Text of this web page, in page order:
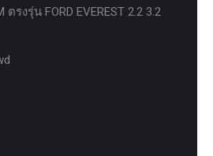
รงรุ่น FORD EVEREST 2.2 3.2